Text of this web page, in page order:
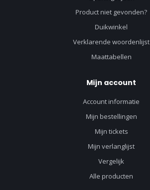
Product niet gevonden?
Duikwinkel
Verklarende woordenlijst
Maattabellen
Mijn account
Account informatie
Mijn bestellingen
Mijn tickets
Mijn verlanglijst
Vergelijk
Alle producten